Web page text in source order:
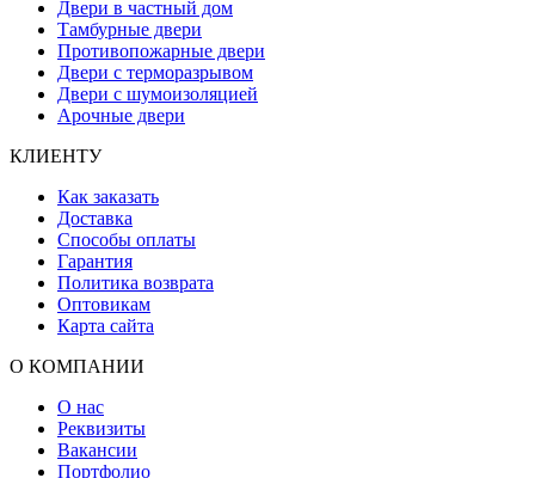
Двери в частный дом
Тамбурные двери
Противопожарные двери
Двери с терморазрывом
Двери с шумоизоляцией
Арочные двери
КЛИЕНТУ
Как заказать
Доставка
Способы оплаты
Гарантия
Политика возврата
Оптовикам
Карта сайта
О КОМПАНИИ
О нас
Реквизиты
Вакансии
Портфолио